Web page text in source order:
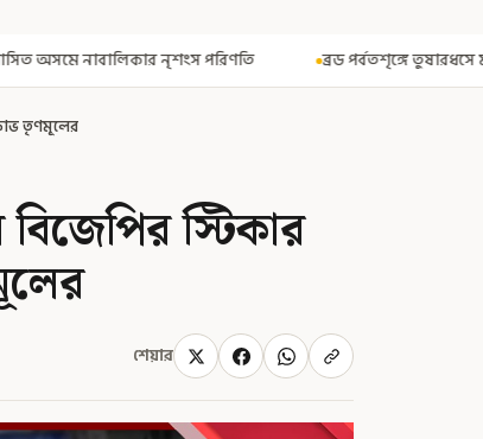
ব্রড পর্বতশৃঙ্গে তুষারধসে মৃত নির্মল পুরজা! নিশ্চিত করল
তৃণমূলের
স্টিকার
শেয়ার